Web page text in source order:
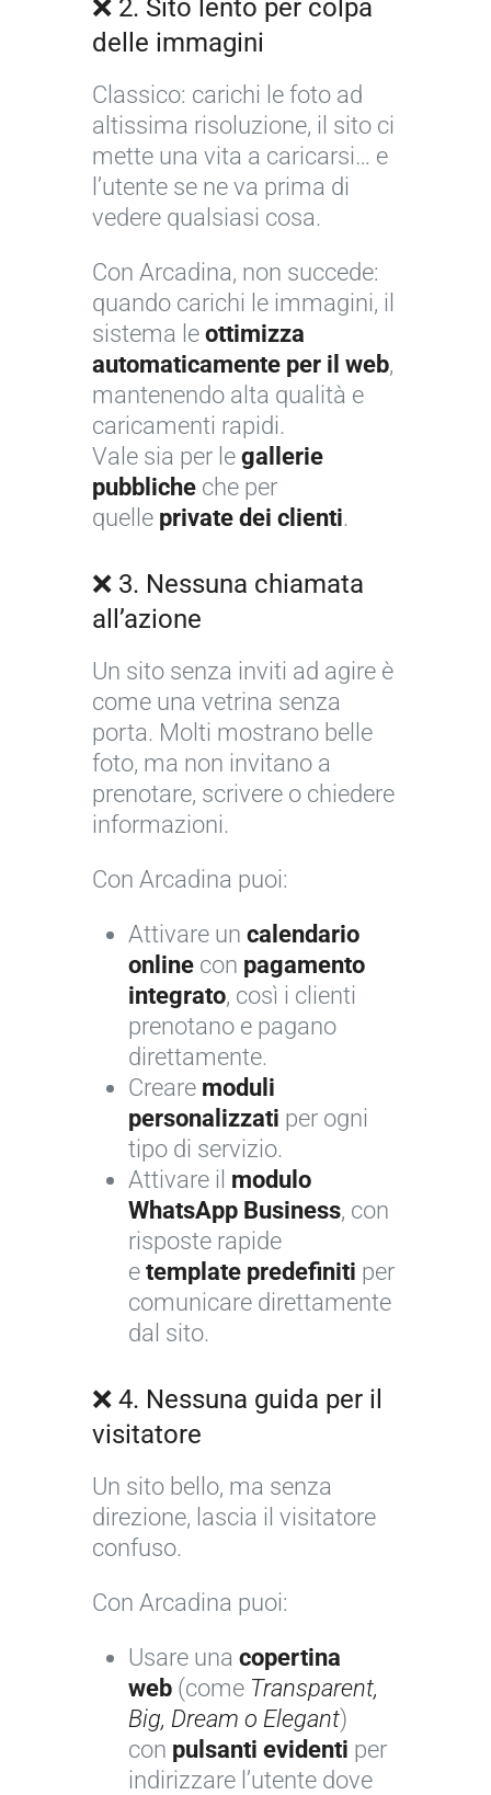
❌ 2. Sito lento per colpa
delle immagini
Classico: carichi le foto ad
altissima risoluzione, il sito ci
mette una vita a caricarsi… e
l’utente se ne va prima di
vedere qualsiasi cosa.
Con Arcadina, non succede:
quando carichi le immagini, il
sistema le ottimizza
automaticamente per il web,
mantenendo alta qualità e
caricamenti rapidi.
Vale sia per le gallerie
pubbliche che per
quelle private dei clienti.
❌ 3. Nessuna chiamata
all’azione
Un sito senza inviti ad agire è
come una vetrina senza
porta. Molti mostrano belle
foto, ma non invitano a
prenotare, scrivere o chiedere
informazioni.
Con Arcadina puoi:
Attivare un calendario
online con pagamento
integrato, così i clienti
prenotano e pagano
direttamente.
Creare moduli
personalizzati per ogni
tipo di servizio.
Attivare il modulo
WhatsApp Business, con
risposte rapide
e template predefiniti per
comunicare direttamente
dal sito.
❌ 4. Nessuna guida per il
visitatore
Un sito bello, ma senza
direzione, lascia il visitatore
confuso.
Con Arcadina puoi:
Usare una copertina
web (come Transparent,
Big, Dream o Elegant)
con pulsanti evidenti per
indirizzare l’utente dove